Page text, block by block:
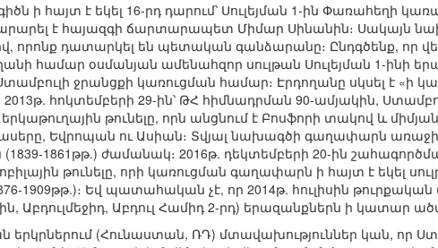
ի հայտ է եկել 16-րդ դարում՝ Սուլեյման 1-ին Փառահեղի
է հայազգի ճարտարապետ Միմար Սինանին։ Սակայն
դատարկել են պետական գանձարանը։ Ընդգծենք, որ
համար օսմանյան ամենահզոր սուլթան Սուլեյման 1-ինի
ջրանցքի կառուցման համար։ Էրդողանը սկսել է «ի
հոկտեմբերի 29-ին՝ ԹՀ հիմնադրման 90-ամյակին,
թունելը, որն անցնում է Բոսֆորի տակով և
Եվրոպան ու Ասիան։ Տվյալ նախագծի գաղափարն
1861թթ.) ժամանակ։ 2016թ. դեկտեմբերի 20-ին
թունելը, որի կառուցման գաղափարն ի հայտ է եկել
Եվ պատահական չէ, որ 2014թ. հուլիսին թուրքական
Աբդուլմեջիդ, Աբդուլ Համիդ 2-րդ) երազանքներն ի կատար
երկրներում (Հունաստան, ՌԴ) մտավախություններ կան, որ